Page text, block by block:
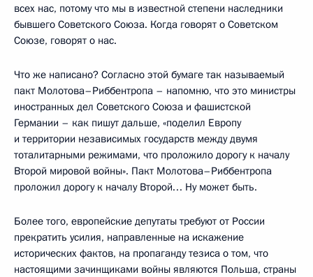
всех нас, потому что мы в известной степени наследники
бывшего Советского Союза. Когда говорят о Советском
Союзе, говорят о нас.
Что же написано? Согласно этой бумаге так называемый
пакт Молотова–Риббентропа – напомню, что это министры
иностранных дел Советского Союза и фашистской
Германии – как пишут дальше, «поделил Европу
и территории независимых государств между двумя
тоталитарными режимами, что проложило дорогу к началу
Второй мировой войны». Пакт Молотова–Риббентропа
проложил дорогу к началу Второй… Ну может быть.
Более того, европейские депутаты требуют от России
прекратить усилия, направленные на искажение
исторических фактов, на пропаганду тезиса о том, что
настоящими зачинщиками войны являются Польша, страны